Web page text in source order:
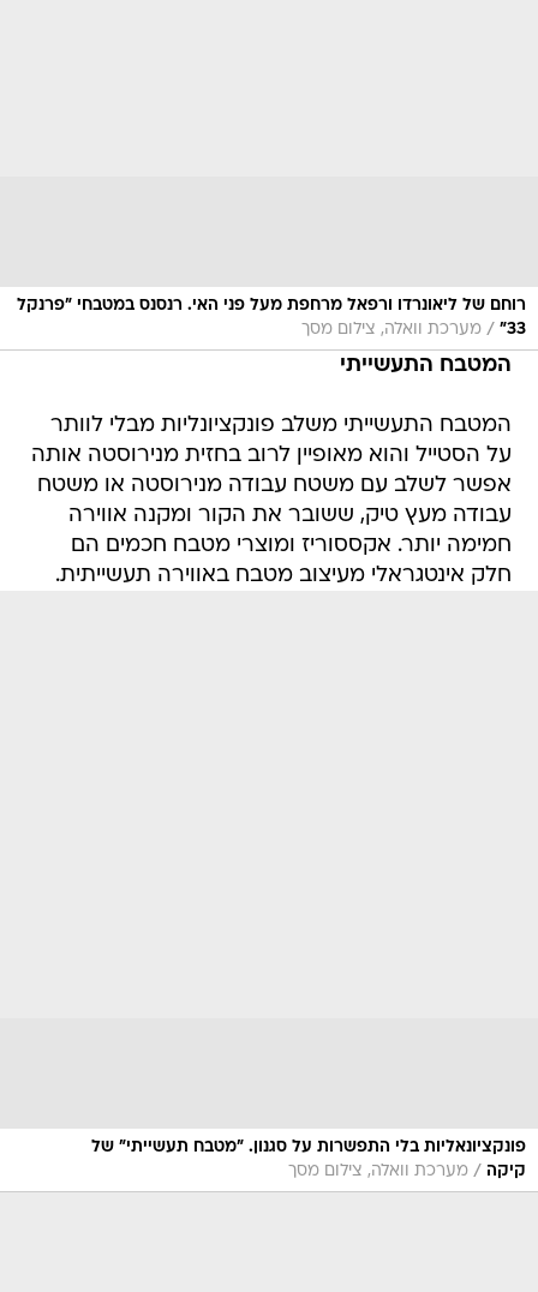
רוחם של ליאונרדו ורפאל מרחפת מעל פני האי. רנסנס במטבחי "פרנקל
33"
/ מערכת וואלה, צילום מסך
המטבח התעשייתי
המטבח התעשייתי משלב פונקציונליות מבלי לוותר
על הסטייל והוא מאופיין לרוב בחזית מנירוסטה אותה
אפשר לשלב עם משטח עבודה מנירוסטה או משטח
עבודה מעץ טיק, ששובר את הקור ומקנה אווירה
חמימה יותר. אקססוריז ומוצרי מטבח חכמים הם
חלק אינטגראלי מעיצוב מטבח באווירה תעשייתית.
פונקציונאליות בלי התפשרות על סגנון. "מטבח תעשייתי" של
קיקה / מערכת וואלה, צילום מסך